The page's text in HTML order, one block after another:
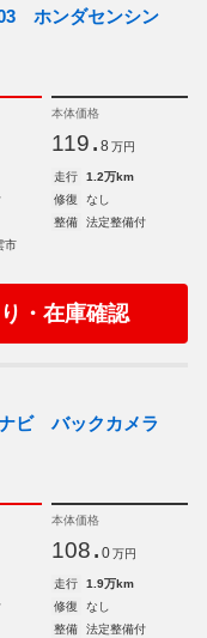
ホンダセンシン
本体価格
119. 8 万円
走行
1.2万km
修復
なし
整備
法定整備付
市
・在庫確認
ナビ バックカメラ
本体価格
108. 0 万円
走行
1.9万km
修復
なし
整備
法定整備付